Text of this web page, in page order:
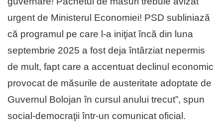
urgent de Ministerul Economiei! PSD subliniază
că programul pe care l-a iniţiat încă din luna
septembrie 2025 a fost deja întârziat nepermis
de mult, fapt care a accentuat declinul economic
provocat de măsurile de austeritate adoptate de
Guvernul Bolojan în cursul anului trecut”, spun
social-democraţii într-un comunicat oficial.